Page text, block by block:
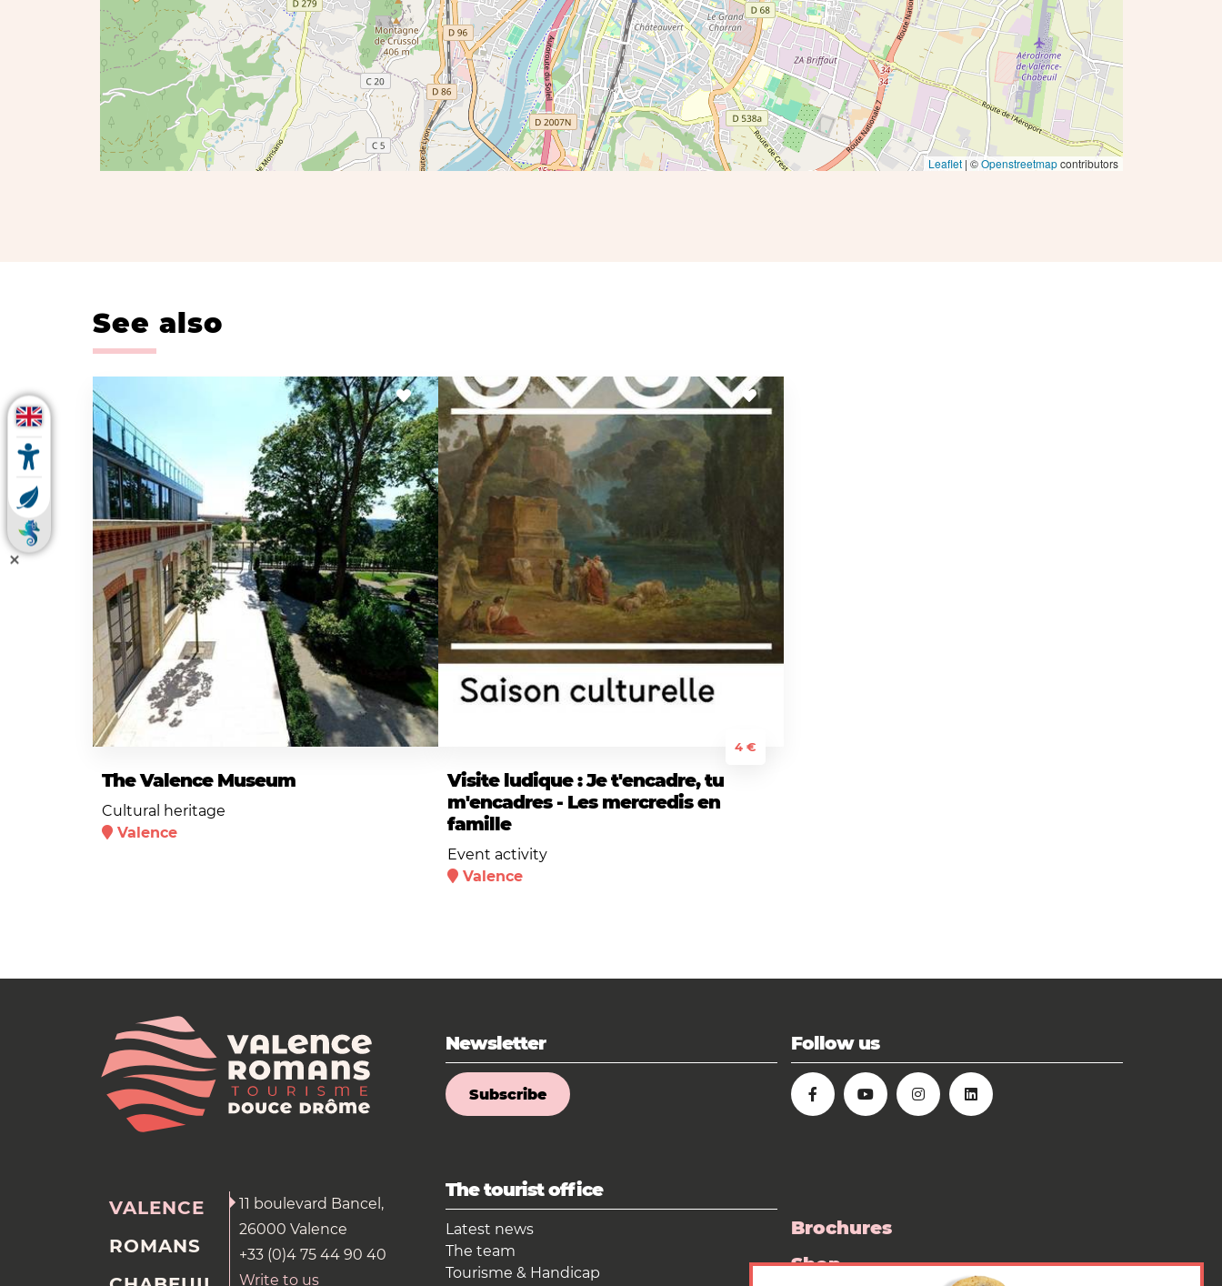
Leaflet| ©Openstreetmapcontributors
See also
The Valence Museum
Cultural heritage
Valence
4 €
Visite ludique : Je t'encadre, tu
m'encadres - Les mercredis en
famille
Event activity
Valence
Newsletter
Subscribe
Follow us
VALENCE
ROMANS
11 boulevard Bancel,
26000 Valence
+33 (0)4 75 44 90 40
Write to us
The tourist office
Latest news
The team
Tourisme & Handicap
Brochures
Shop